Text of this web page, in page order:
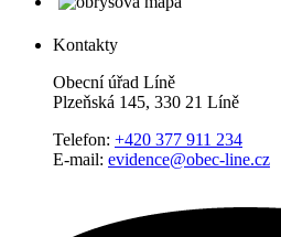
Kontakty
Obecní úřad Líně
Plzeňská 145, 330 21 Líně
Telefon: +420 377 911 234
E-mail: evidence@obec-line.cz